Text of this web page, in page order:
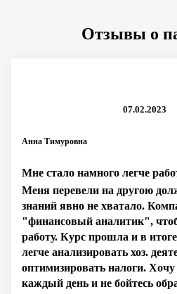
Отзывы о
Анна Тимуровна
07.02.2023
Мне стало намного легче
Меня перевели на другою
знаний явно не хватало.
"финансовый аналитик",
работу. Курс прошла и в
легче анализировать хоз.
оптимизировать налоги. Хочу
каждый день и не бойтесь